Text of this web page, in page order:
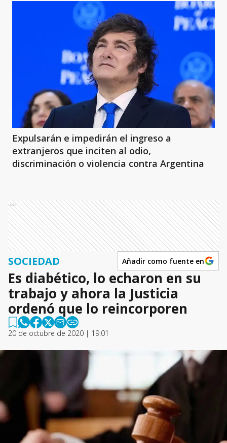
Expulsarán e impedirán el ingreso a
extranjeros que inciten al odio,
discriminación o violencia contra Argentina
Ads
SOCIEDAD Añadir como fuente en
Es diabético, lo echaron en su
trabajo y ahora la Justicia
ordenó que lo reincorporen
20 de octubre de 2020 | 19:01